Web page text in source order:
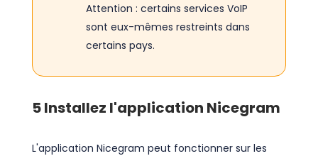
Attention : certains services VoIP
sont eux-mêmes restreints dans
certains pays.
5Installez l'application Nicegram
L'application Nicegram peut fonctionner sur les